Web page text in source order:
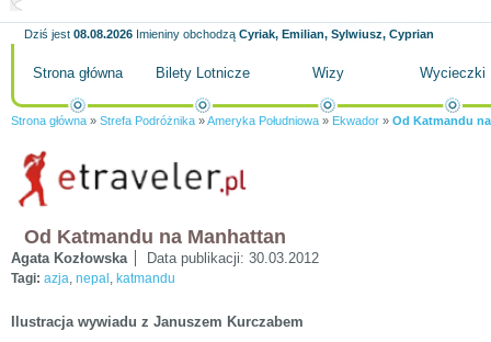
Dziś jest 08.08.2026 Imieniny obchodzą Cyriak, Emilian, Sylwiusz, Cyprian
Strona główna Bilety Lotnicze Wizy Wycieczki
Strona główna » Strefa Podróżnika »Ameryka Południowa » Ekwador » Od Katmandu
Od Katmandu na Manhattan
Agata Kozłowska Data publikacji: 30.03.2012
Tagi: azja, nepal , katmandu
Ilustracja wywiadu z Januszem Kurczabem